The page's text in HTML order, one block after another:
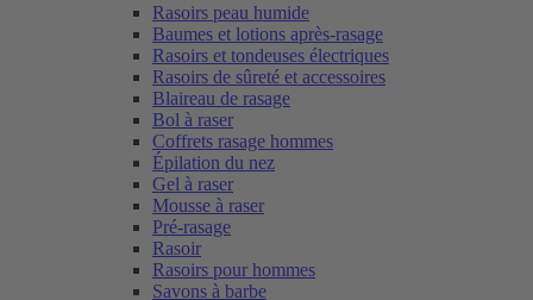
Rasoirs peau humide
Baumes et lotions après-rasage
Rasoirs et tondeuses électriques
Rasoirs de sûreté et accessoires
Blaireau de rasage
Bol à raser
Coffrets rasage hommes
Épilation du nez
Gel à raser
Mousse à raser
Pré-rasage
Rasoir
Rasoirs pour hommes
Savons à barbe